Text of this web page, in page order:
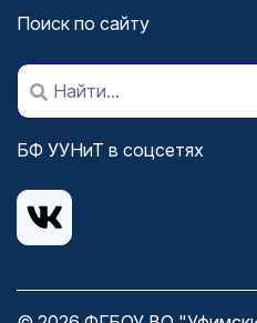
Поиск по сайту
БФ УУНиТ в соцсетях